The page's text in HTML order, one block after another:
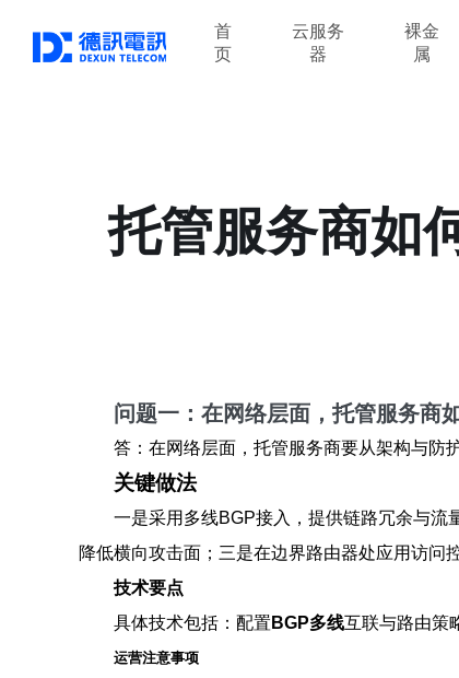
首
页
云服务
器
裸金
属
托管服务商如
问题一：在网络层面，托管服务商
答：在网络层面，托管服务商要从架构与防
关键做法
一是采用多线BGP接入，提供链路冗余与流
降低横向攻击面；三是在边界路由器处应用访问
技术要点
具体技术包括：配置 BGP多线互联与路由策
运营注意事项